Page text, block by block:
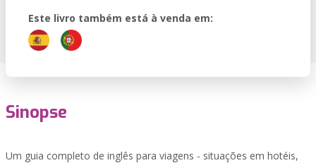
Este livro também está à venda em:
Sinopse
Um guia completo de inglês para viagens - situações em hotéis,